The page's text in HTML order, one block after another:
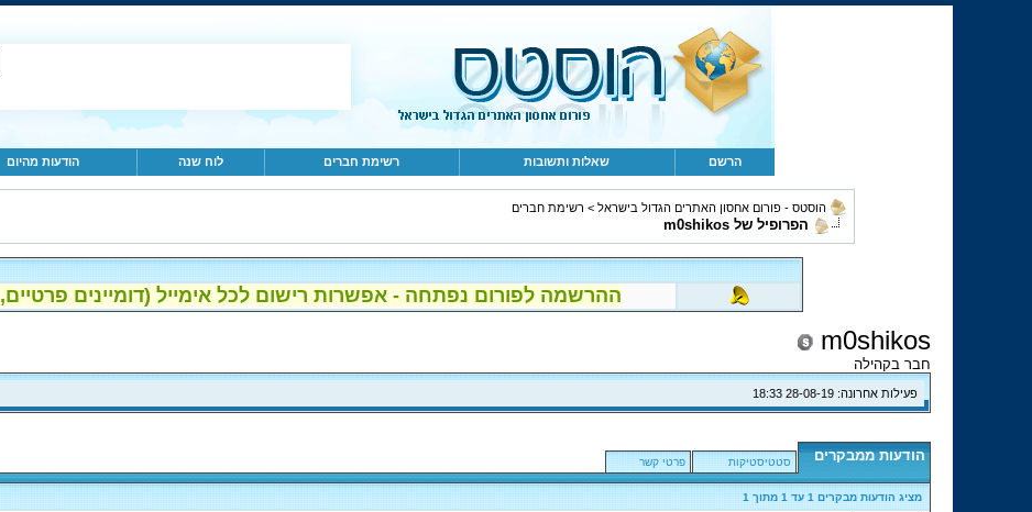
הרשם שאלות ותשובות רשימת חברים לוח שנה הודעות מהיום
הוסטס - פורום אחסון האתרים הגדול בישראל > רשימת חברים
הפרופיל של m0shikos
ההרשמה לפורום נפתחה - אפשרות רישום לכל אימייל (דומיינים פרטיים, gmail, הוטמייל..)!
m0shikos
חבר בקהילה
פעילות אחרונה: 18:33
הודעות ממבקרים סטטיסטיקות פרטי קשר
מציג הודעות מבקרים 1 עד 1מתוך 1